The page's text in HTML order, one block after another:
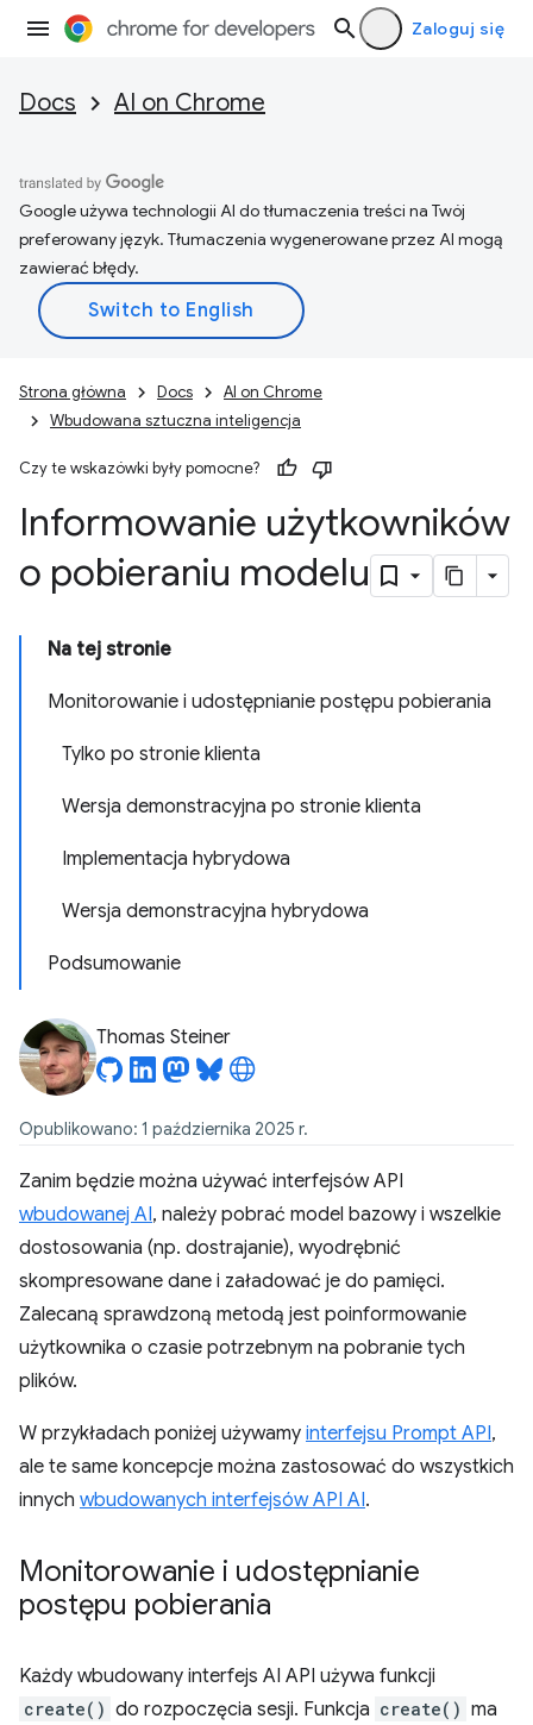
Zaloguj się
Docs AI on Chrome
Google używa technologii AI do tłumaczenia treści na Twój
preferowany język. Tłumaczenia wygenerowane przez AI mogą
zawierać błędy.
Strona główna Docs
AI on Chrome
Wbudowana sztuczna inteligencja
Czy te wskazówki były pomocne?
Informowanie użytkowników
o pobieraniu modelu
Na tej stronie
Monitorowanie i udostępnianie postępu pobierania
Tylko po stronie klienta
Wersja demonstracyjna po stronie klienta
Implementacja hybrydowa
Wersja demonstracyjna hybrydowa
Podsumowanie
Thomas Steiner
Opublikowano: 1 października 2025 r.
Zanim będzie można używać interfejsów API
wbudowanej AI, należy pobrać model bazowy i wszelkie
dostosowania (np. dostrajanie), wyodrębnić
skompresowane dane i załadować je do pamięci.
Zalecaną sprawdzoną metodą jest poinformowanie
użytkownika o czasie potrzebnym na pobranie tych
plików.
W przykładach poniżej używamy interfejsu Prompt API,
ale te same koncepcje można zastosować do wszystkich
innych wbudowanych interfejsów API AI.
Monitorowanie i udostępnianie
postępu pobierania
Każdy wbudowany interfejs AI API używa funkcji
create() do rozpoczęcia sesji. Funkcja create() ma